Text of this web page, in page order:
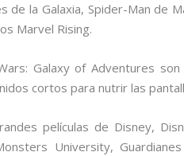
de la Galaxia, Spider-Man de
Marvel Rising.
Galaxy of Adventures
cortos para nutrir las
películas de Disney,
University,